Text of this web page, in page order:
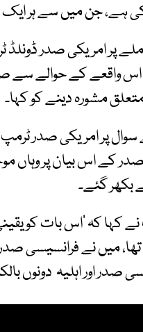
ہے، جن میں سے ہر ایک
پر امریکی صدر ڈونلڈ
واقعے کے حوالے سے
مشورہ دینے کو کہا۔
پر امریکی صدر
کے اس بیان پر وہاں
گئے۔
کہا کہ 'اس بات کو
تھا، میں نے فرانسیسی
صدر اور اہلیہ دونوں